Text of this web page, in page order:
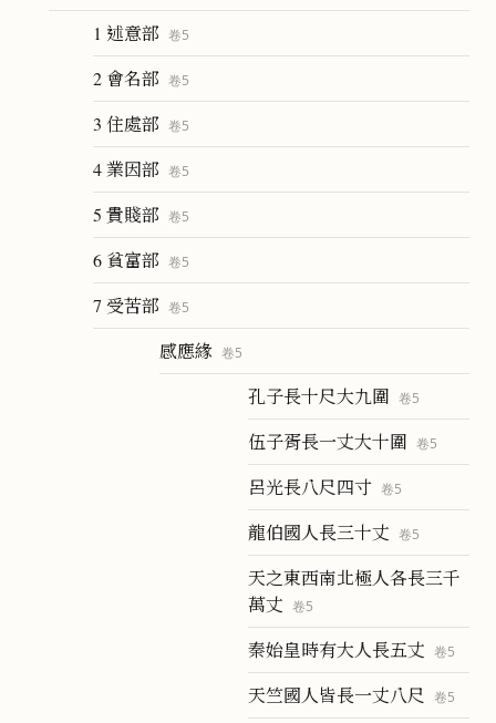
1 述意部 卷5
2 會名部 卷5
3 住處部 卷5
4 業因部 卷5
5 貴賤部 卷5
6 貧富部 卷5
7 受苦部 卷5
感應緣 卷5
孔子長十尺大九圍 卷5
伍子胥長一丈大十圍 卷5
呂光長八尺四寸 卷5
龍伯國人長三十丈 卷5
天之東西南北極人各長三千
萬丈 卷5
秦始皇時有大人長五丈 卷5
天竺國人皆長一丈八尺 卷5